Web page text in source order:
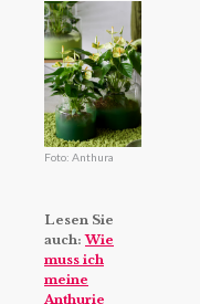
Foto: Anthura
Lesen Sie
auch:Wie
muss ich
meine
Anthurie